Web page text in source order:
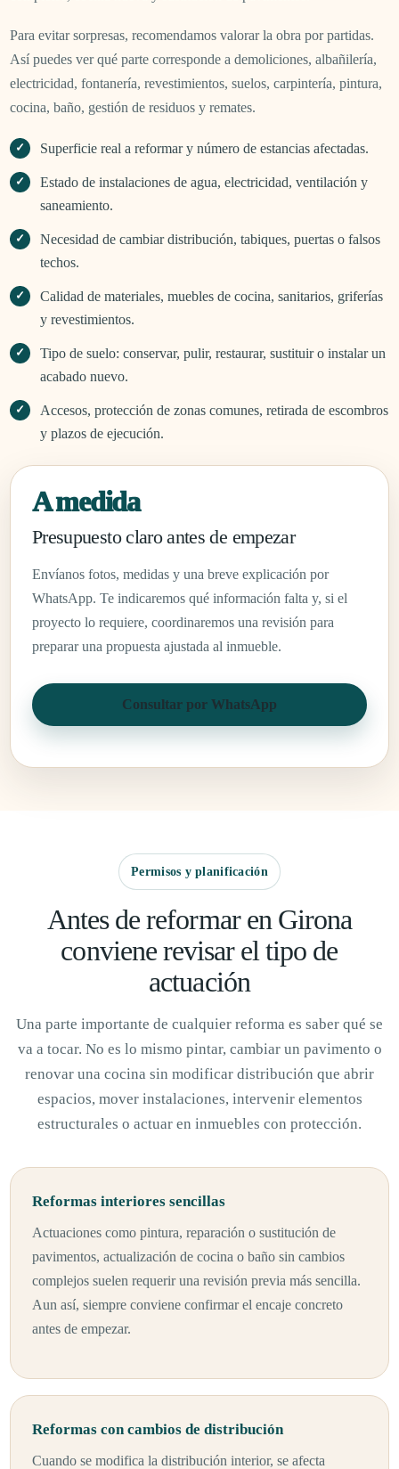
Para evitar sorpresas, recomendamos valorar la obra por partidas.
Así puedes ver qué parte corresponde a demoliciones, albañilería,
electricidad, fontanería, revestimientos, suelos, carpintería, pintura,
cocina, baño, gestión de residuos y remates.
Superficie real a reformar y número de estancias afectadas.
Estado de instalaciones de agua, electricidad, ventilación y
saneamiento.
Necesidad de cambiar distribución, tabiques, puertas o falsos
techos.
Calidad de materiales, muebles de cocina, sanitarios, griferías
y revestimientos.
Tipo de suelo: conservar, pulir, restaurar, sustituir o instalar un
acabado nuevo.
Accesos, protección de zonas comunes, retirada de escombros
y plazos de ejecución.
A medida
Presupuesto claro antes de empezar
Envíanos fotos, medidas y una breve explicación por
WhatsApp. Te indicaremos qué información falta y, si el
proyecto lo requiere, coordinaremos una revisión para
preparar una propuesta ajustada al inmueble.
Consultar por WhatsApp
Permisos y planificación
Antes de reformar en Girona
conviene revisar el tipo de
actuación
Una parte importante de cualquier reforma es saber qué se
va a tocar. No es lo mismo pintar, cambiar un pavimento o
renovar una cocina sin modificar distribución que abrir
espacios, mover instalaciones, intervenir elementos
estructurales o actuar en inmuebles con protección.
Reformas interiores sencillas
Actuaciones como pintura, reparación o sustitución de
pavimentos, actualización de cocina o baño sin cambios
complejos suelen requerir una revisión previa más sencilla.
Aun así, siempre conviene confirmar el encaje concreto
antes de empezar.
Reformas con cambios de distribución
Cuando se modifica la distribución interior, se afecta